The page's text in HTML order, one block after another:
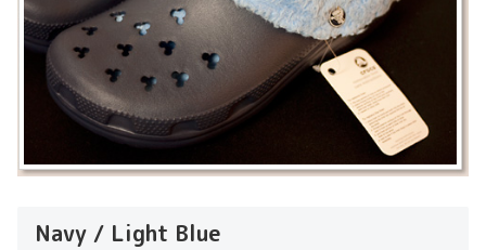
Navy / Light Blue